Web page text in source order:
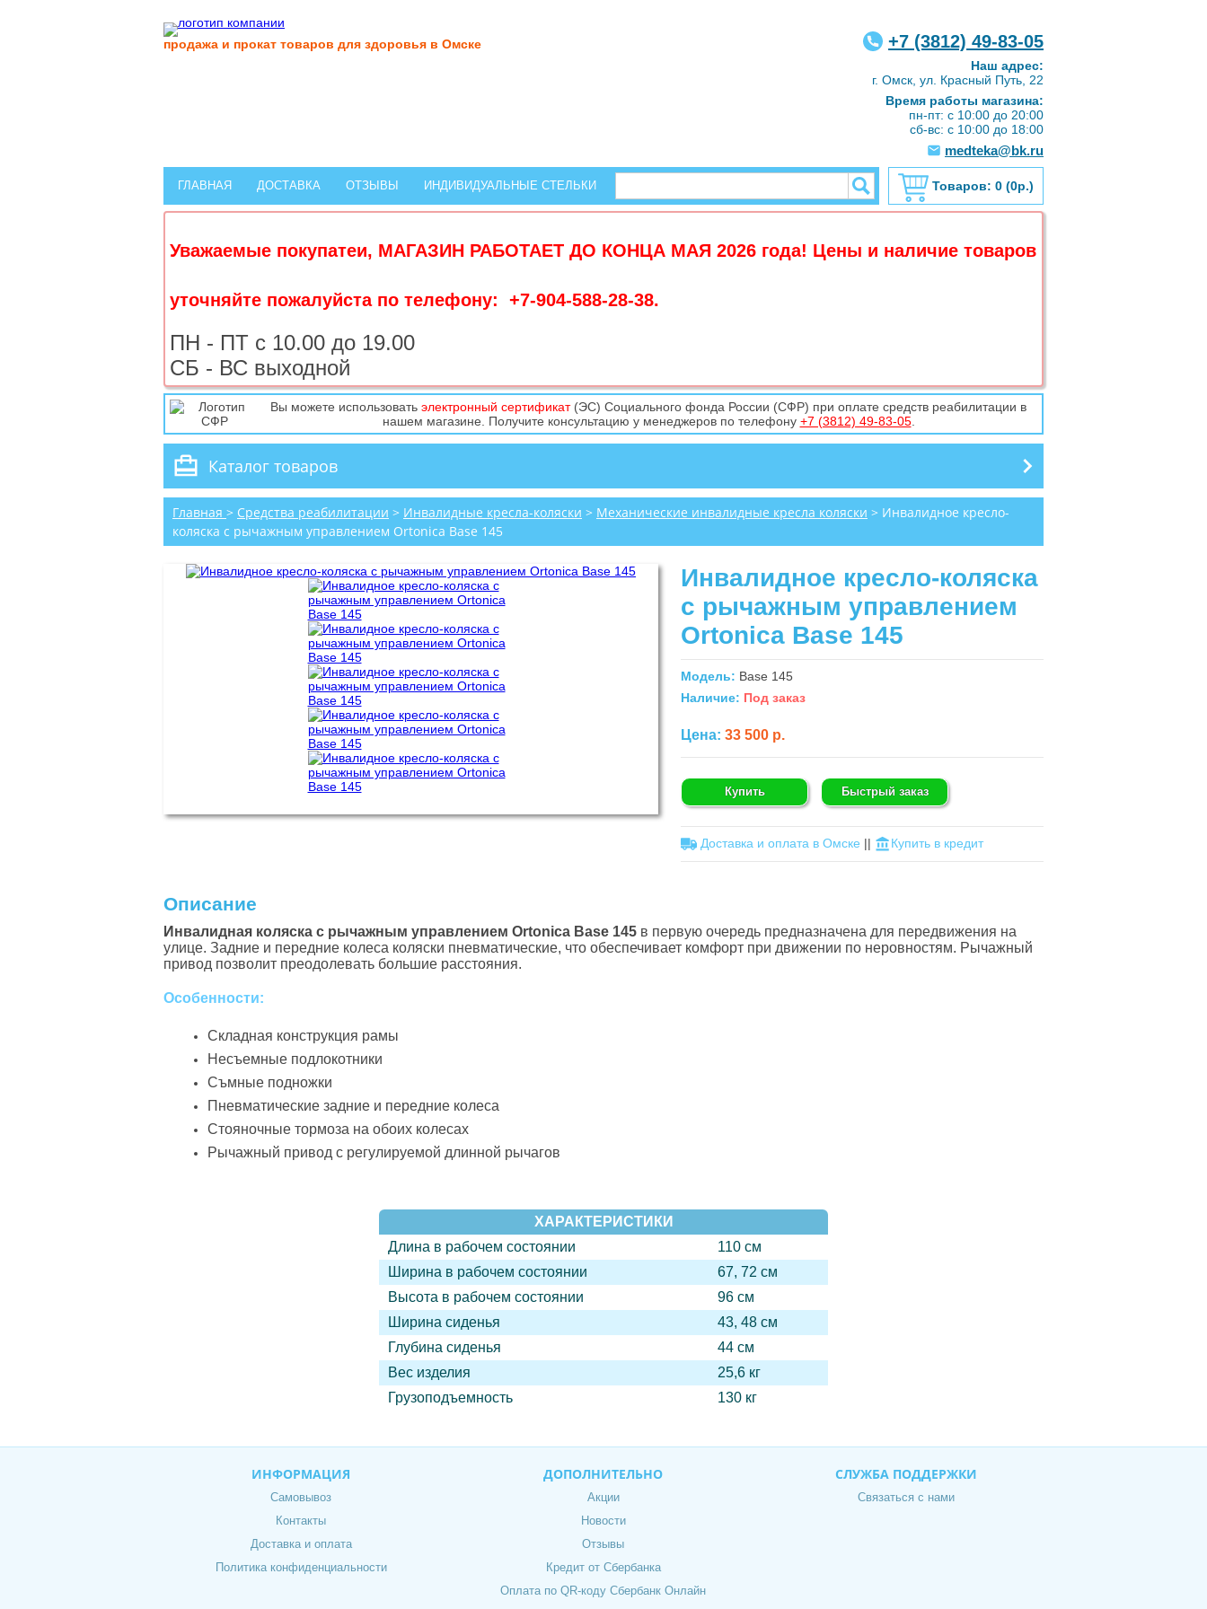
продажа и прокат товаров для здоровья в Омске +7 (3812) 49-83-05
Наш адрес:
г. Омск, ул. Красный Путь, 22
Время работы магазина:
пн-пт: с 10:00 до 20:00
сб-вс: с 10:00 до 18:00
medteka@bk.ru
ГЛАВНАЯ ДОСТАВКА ОТЗЫВЫ ИНДИВИДУАЛЬНЫЕ СТЕЛЬКИ Товаров: 0 (0р.)
Уважаемые покупатеи, МАГАЗИН РАБОТАЕТ ДО КОНЦА МАЯ 2026 года! Цены и наличие товаров
уточняйте пожалуйста по телефону: +7-904-588-28-38.
ПН - ПТ с 10.00 до 19.00
СБ - ВС выходной
Вы можете использовать электронный сертификат(ЭС) Социального фонда России (СФР) при оплате средств реабилитации в
нашем магазине. Получите консультацию у менеджеров по телефону +7 (3812) 49-83-05.
Каталог товаров
Главная > Средства реабилитации > Инвалидные кресла-коляски > Механические инвалидные кресла коляски > Инвалидное кресло-
коляска с рычажным управлением Ortonica Base 145
Инвалидное кресло-коляска
с рычажным управлением
Ortonica Base 145
Модель: Base 145
Наличие: Под заказ
Цена: 33 500 р.
Купить Быстрый заказ
Доставка и оплатa в Омске || Купить в кредит
Описание
Инвалидная коляска с рычажным управлением Ortonica Base 145 в первую очередь предназначена для передвижения на
улице. Задние и передние колеса коляски пневматические, что обеспечивает комфорт при движении по неровностям. Рычажный
привод позволит преодолевать большие расстояния.
Особенности:
Складная конструкция рамы
Несъемные подлокотники
Съмные подножки
Пневматические задние и передние колеса
Стояночные тормоза на обоих колесах
Рычажный привод с регулируемой длинной рычагов
ХАРАКТЕРИСТИКИ
Длина в рабочем состоянии
110 см
Ширина в рабочем состоянии
67, 72 см
Высота в рабочем состоянии
96 см
Ширина сиденья
43, 48 см
Глубина сиденья
44 см
Вес изделия
25,6 кг
Грузоподъемность
130 кг
ИНФОРМАЦИЯ
Самовывоз
Контакты
Доставка и оплата
Политика конфиденциальности
ДОПОЛНИТЕЛЬНО
Акции
Новости
Отзывы
Кредит от Сбербанка
Оплата по QR-коду Сбербанк Онлайн
СЛУЖБА ПОДДЕРЖКИ
Связаться с нами